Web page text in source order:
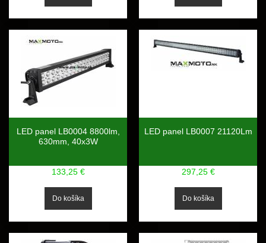
LED panel LB0004 8800lm,
630mm, 40x3W
133,25 €
LED panel LB0007 21120Lm
297,25 €